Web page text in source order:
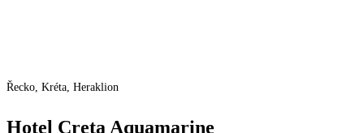
Řecko, Kréta, Heraklion
Hotel Creta Aquamarine